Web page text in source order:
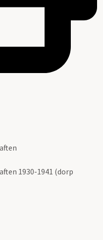
1930-1941 (dorp